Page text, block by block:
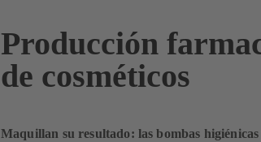
Producción
de cosméticos
Maquillan su resultado: las bombas